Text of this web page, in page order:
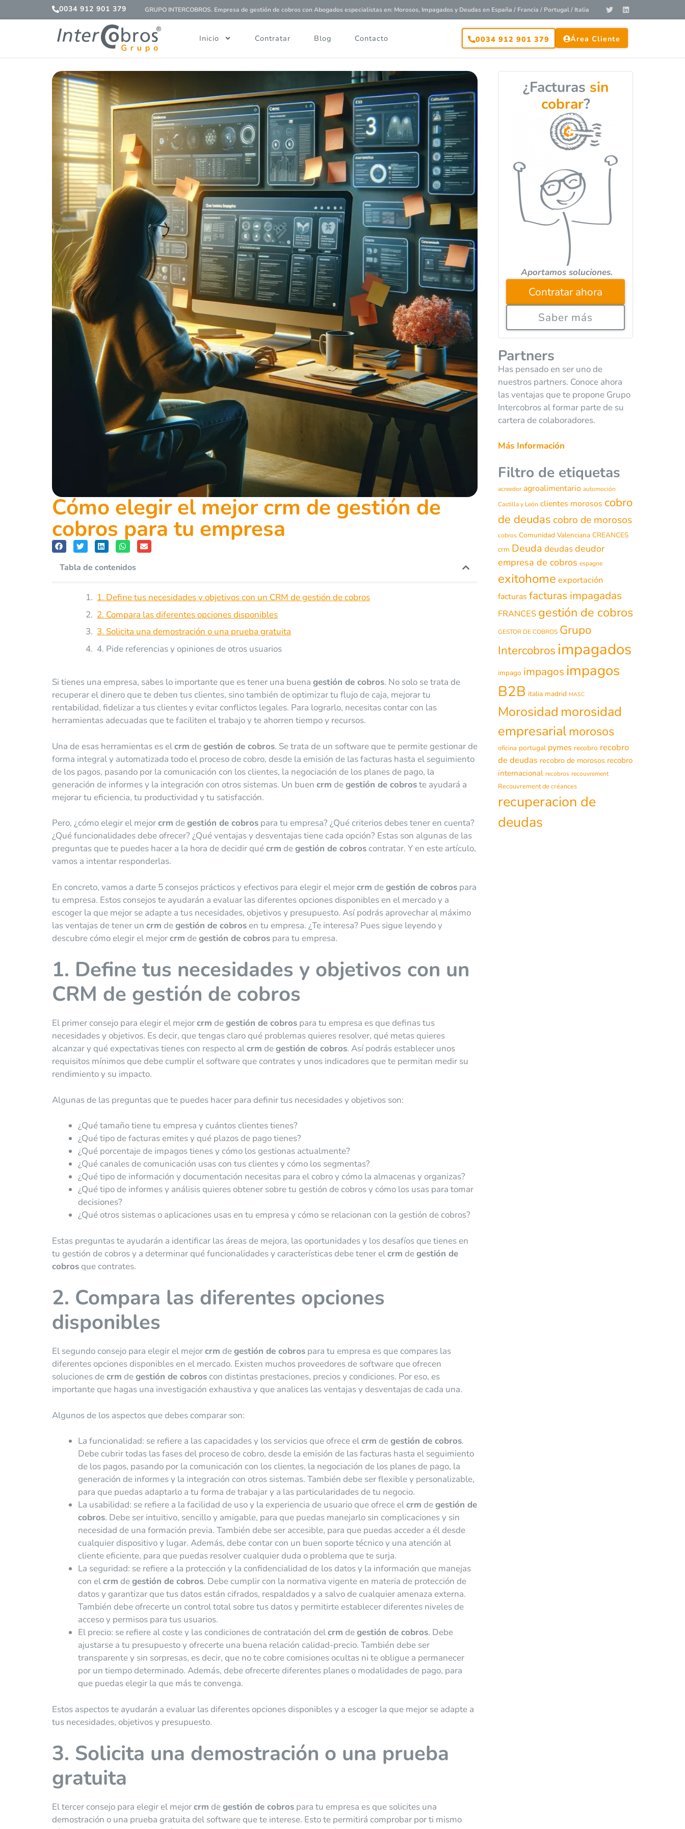
0034 912 901 379 GRUPO INTERCOBROS. Empresa de gestión de cobros conAbogados especialistasen: Morosos, Impagados y Deudas en España / Francia / Portugal / Italia
Inicio Contratar Blog Contacto 0034 912 901 379 Área Cliente
Cómo elegir el mejor crm de gestión de
cobros para tu empresa
Tabla de contenidos
1. Define tus necesidades y objetivos con un CRM de gestión de cobros
2. Compara las diferentes opciones disponibles
3. Solicita una demostración o una prueba gratuita
4. Pide referencias y opiniones de otros usuarios
Si tienes una empresa, sabes lo importante que es tener una buena gestión de cobros. No solo se trata de
recuperar el dinero que te deben tus clientes, sino también de optimizar tu flujo de caja, mejorar tu
rentabilidad, fidelizar a tus clientes y evitar conflictos legales. Para lograrlo, necesitas contar con las
herramientas adecuadas que te faciliten el trabajo y te ahorren tiempo y recursos.
Una de esas herramientas es elcrm degestión de cobros. Se trata de un software que te permite gestionar de
forma integral y automatizada todo el proceso de cobro, desde la emisión de las facturas hasta el seguimiento
de los pagos, pasando por la comunicación con los clientes, la negociación de los planes de pago, la
generación de informes y la integración con otros sistemas. Un buen crm degestión de cobroste ayudará a
mejorar tu eficiencia, tu productividad y tu satisfacción.
Pero, ¿cómo elegir el mejorcrm degestión de cobros para tu empresa? ¿Qué criterios debes tener en cuenta?
¿Qué funcionalidades debe ofrecer? ¿Qué ventajas y desventajas tiene cada opción? Estas son algunas de las
preguntas que te puedes hacer a la hora de decidir quécrm degestión de cobroscontratar. Y en este artículo,
vamos a intentar responderlas.
En concreto, vamos a darte 5 consejos prácticos y efectivos para elegir el mejorcrm degestión de cobros para
tu empresa. Estos consejos te ayudarán a evaluar las diferentes opciones disponibles en el mercado y a
escoger la que mejor se adapte a tus necesidades, objetivos y presupuesto. Así podrás aprovechar al máximo
las ventajas de tener un crm degestión de cobros en tu empresa. ¿Te interesa? Pues sigue leyendo y
descubre cómo elegir el mejorcrm degestión de cobros para tu empresa.
1. Define tus necesidades y objetivos con un
CRM de gestión de cobros
El primer consejo para elegir el mejorcrm degestión de cobros para tu empresa es que definas tus
necesidades y objetivos. Es decir, que tengas claro qué problemas quieres resolver, qué metas quieres
alcanzar y qué expectativas tienes con respecto alcrm degestión de cobros. Así podrás establecer unos
requisitos mínimos que debe cumplir el software que contrates y unos indicadores que te permitan medir su
rendimiento y su impacto.
Algunas de las preguntas que te puedes hacer para definir tus necesidades y objetivos son:
¿Qué tamaño tiene tu empresa y cuántos clientes tienes?
¿Qué tipo de facturas emites y qué plazos de pago tienes?
¿Qué porcentaje de impagos tienes y cómo los gestionas actualmente?
¿Qué canales de comunicación usas con tus clientes y cómo los segmentas?
¿Qué tipo de información y documentación necesitas para el cobro y cómo la almacenas y organizas?
¿Qué tipo de informes y análisis quieres obtener sobre tu gestión de cobros y cómo los usas para tomar
decisiones?
¿Qué otros sistemas o aplicaciones usas en tu empresa y cómo se relacionan con la gestión de cobros?
Estas preguntas te ayudarán a identificar las áreas de mejora, las oportunidades y los desafíos que tienes en
tu gestión de cobros y a determinar qué funcionalidades y características debe tener elcrm degestión de
cobros que contrates.
2. Compara las diferentes opciones
disponibles
El segundo consejo para elegir el mejorcrm degestión de cobros para tu empresa es que compares las
diferentes opciones disponibles en el mercado. Existen muchos proveedores de software que ofrecen
soluciones decrm degestión de cobroscon distintas prestaciones, precios y condiciones. Por eso, es
importante que hagas una investigación exhaustiva y que analices las ventajas y desventajas de cada una.
Algunos de los aspectos que debes comparar son:
La funcionalidad: se refiere a las capacidades y los servicios que ofrece elcrm degestión de cobros.
Debe cubrir todas las fases del proceso de cobro, desde la emisión de las facturas hasta el seguimiento
de los pagos, pasando por la comunicación con los clientes, la negociación de los planes de pago, la
generación de informes y la integración con otros sistemas. También debe ser flexible y personalizable,
para que puedas adaptarlo a tu forma de trabajar y a las particularidades de tu negocio.
La usabilidad: se refiere a la facilidad de uso y la experiencia de usuario que ofrece elcrm degestión de
cobros. Debe ser intuitivo, sencillo y amigable, para que puedas manejarlo sin complicaciones y sin
necesidad de una formación previa. También debe ser accesible, para que puedas acceder a él desde
cualquier dispositivo y lugar. Además, debe contar con un buen soporte técnico y una atención al
cliente eficiente, para que puedas resolver cualquier duda o problema que te surja.
La seguridad: se refiere a la protección y la confidencialidad de los datos y la información que manejas
con elcrm degestión de cobros. Debe cumplir con la normativa vigente en materia de protección de
datos y garantizar que tus datos están cifrados, respaldados y a salvo de cualquier amenaza externa.
También debe ofrecerte un control total sobre tus datos y permitirte establecer diferentes niveles de
acceso y permisos para tus usuarios.
El precio: se refiere al coste y las condiciones de contratación delcrm degestión de cobros. Debe
ajustarse a tu presupuesto y ofrecerte una buena relación calidad-precio. También debe ser
transparente y sin sorpresas, es decir, que no te cobre comisiones ocultas ni te obligue a permanecer
por un tiempo determinado. Además, debe ofrecerte diferentes planes o modalidades de pago, para
que puedas elegir la que más te convenga.
Estos aspectos te ayudarán a evaluar las diferentes opciones disponibles y a escoger la que mejor se adapte a
tus necesidades, objetivos y presupuesto.
3. Solicita una demostración o una prueba
gratuita
El tercer consejo para elegir el mejorcrm degestión de cobros para tu empresa es que solicites una
demostración o una prueba gratuita del software que te interese. Esto te permitirá comprobar por ti mismo
¿Facturas sin
cobrar?
Aportamos soluciones.
Contratar ahora
Saber más
Partners
Has pensado en ser uno de
nuestros partners. Conoce ahora
las ventajas que te propone Grupo
Intercobros al formar parte de su
cartera de colaboradores.
Más Información
Filtro de etiquetas
acreedor agroalimentario automoción
Castilla y León clientes morosos cobro
de deudas cobro de morosos
cobros Comunidad Valenciana CREANCES
crm Deuda deudasdeudor
empresa de cobros espagne
exitohome exportación
facturas facturas impagadas
FRANCES gestión de cobros
GESTOR DE COBROS Grupo
Intercobrosimpagados
impago impagos impagos
B2B italia madrid MASC
Morosidad morosidad
empresarialmorosos
oficina portugal pymes recobro recobro
de deudas recobro de morosos recobro
internacional recobros recouvrement
Recouvrement de créances
recuperacion de
deudas